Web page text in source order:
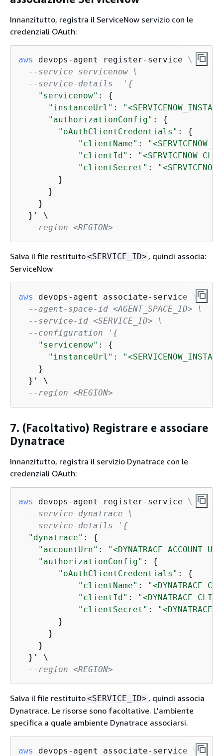
Innanzitutto, registra il ServiceNow servizio con le
credenziali OAuth:
aws
devops-agent register-service \
--service servicenow \
--service-details  ' {
"servicenow" : {
"instanceUrl" :
"authorizationConfig" : {
"oAuthClientCredentials" : {
"clientName" :
"clientId" :
"clientSecret" :
        }
      }
    }
  }' \
--region <REGION>
Salva il file restituito<SERVICE_ID> , quindi associa:
ServiceNow
aws
devops-agent associate-service \
--agent-space-id <AGENT_SPACE_ID> \
--service-id <SERVICE_ID> \
--configuration ' {
"servicenow" : {
"instanceUrl" :
    }
  }' \
--region <REGION>
7. (Facoltativo) Registrare e associare
Dynatrace
Innanzitutto, registra il servizio Dynatrace con le
credenziali OAuth:
aws
devops-agent register-service \
--service dynatrace \
--service-details ' {
"dynatrace" : {
"accountUrn" :
"authorizationConfig" : {
"oAuthClientCredentials" : {
"clientName" :
"clientId" :
"clientSecret" :
        }
      }
    }
  }' \
--region <REGION>
Salva il file restituito<SERVICE_ID> , quindi associa
Dynatrace. Le risorse sono facoltative. L'ambiente
specifica a quale ambiente Dynatrace associarsi.
aws
devops-agent associate-service \